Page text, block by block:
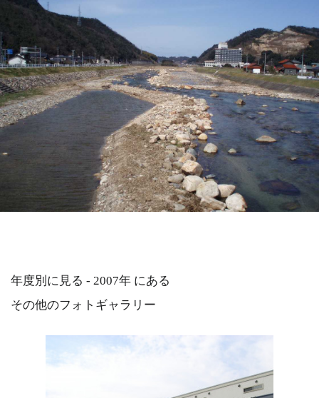
年度別に見る - 2007年 にある
その他のフォトギャラリー